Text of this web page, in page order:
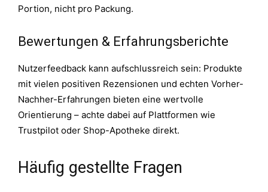
Portion, nicht pro Packung.
Bewertungen & Erfahrungsberichte
Nutzerfeedback kann aufschlussreich sein: Produkte
mit vielen positiven Rezensionen und echten Vorher-
Nachher-Erfahrungen bieten eine wertvolle
Orientierung – achte dabei auf Plattformen wie
Trustpilot oder Shop-Apotheke direkt.
Häufig gestellte Fragen